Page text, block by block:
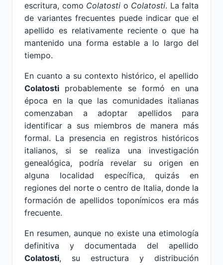
escritura, como Colatosti o Colatosti. La falta
de variantes frecuentes puede indicar que el
apellido es relativamente reciente o que ha
mantenido una forma estable a lo largo del
tiempo.
En cuanto a su contexto histórico, el apellido
Colatosti probablemente se formó en una
época en la que las comunidades italianas
comenzaban a adoptar apellidos para
identificar a sus miembros de manera más
formal. La presencia en registros históricos
italianos, si se realiza una investigación
genealógica, podría revelar su origen en
alguna localidad específica, quizás en
regiones del norte o centro de Italia, donde la
formación de apellidos toponímicos era más
frecuente.
En resumen, aunque no existe una etimología
definitiva y documentada del apellido
Colatosti, su estructura y distribución